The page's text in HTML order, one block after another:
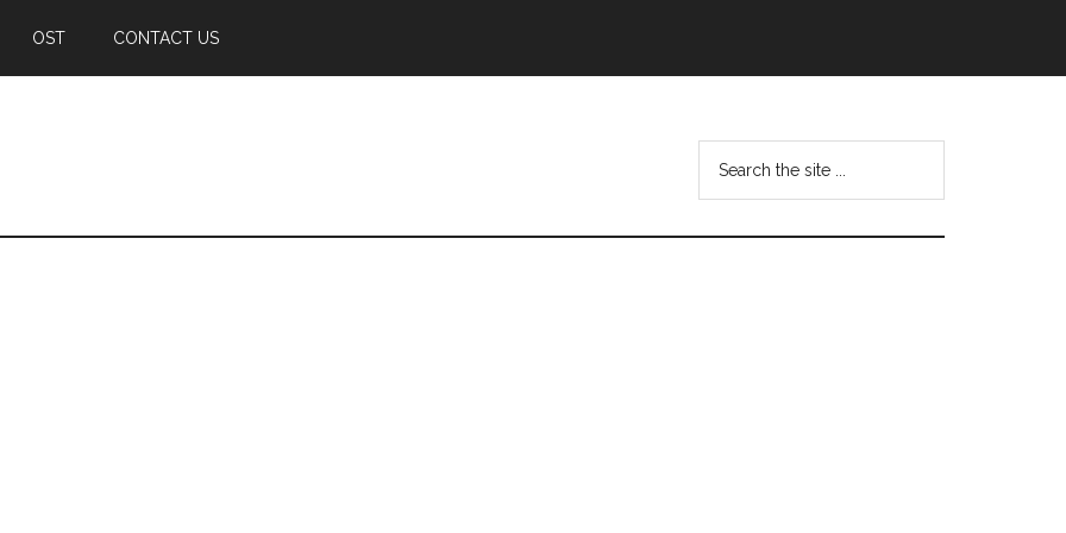
OST CONTACT US